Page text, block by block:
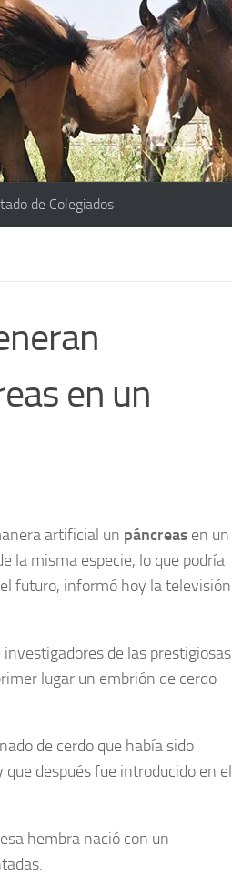
de Colegiados
en un
artificial un páncreas en un
la misma especie, lo que podría
futuro, informó hoy la televisión
de las prestigiosas
lugar un embrión de cerdo
de cerdo que había sido
después fue introducido en el
hembra nació con un